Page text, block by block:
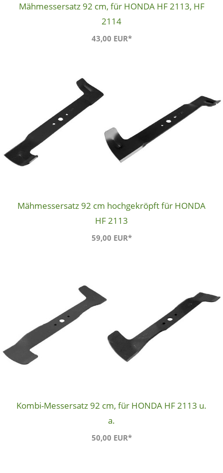
Mähmessersatz 92 cm, für HONDA HF 2113, HF
2114
43,00 EUR*
Mähmessersatz 92 cm hochgekröpft für HONDA
HF 2113
59,00 EUR*
Kombi-Messersatz 92 cm, für HONDA HF 2113 u.
a.
50,00 EUR*